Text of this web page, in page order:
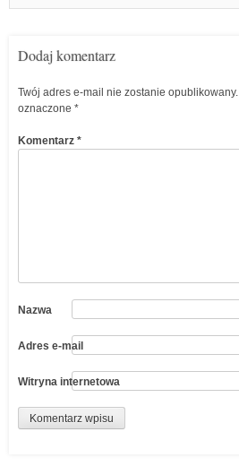
Dodaj komentarz
Twój adres e-mail nie zostanie opublikowany.
oznaczone *
Komentarz *
Nazwa
Adres e-mail
Witryna internetowa